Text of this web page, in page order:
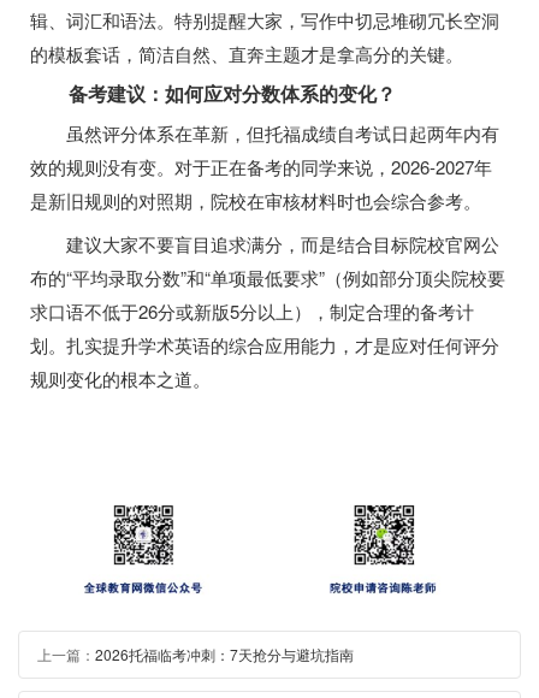
辑、词汇和语法。特别提醒大家，写作中切忌堆砌冗长空洞
的模板套话，简洁自然、直奔主题才是拿高分的关键。
备考建议：如何应对分数体系的变化？
虽然评分体系在革新，但托福成绩自考试日起两年内有
效的规则没有变。对于正在备考的同学来说，2026-2027年
是新旧规则的对照期，院校在审核材料时也会综合参考。
建议大家不要盲目追求满分，而是结合目标院校官网公
布的“平均录取分数”和“单项最低要求”（例如部分顶尖院校要
求口语不低于26分或新版5分以上），制定合理的备考计
划。扎实提升学术英语的综合应用能力，才是应对任何评分
规则变化的根本之道。
上一篇： 2026托福临考冲刺：7天抢分与避坑指南